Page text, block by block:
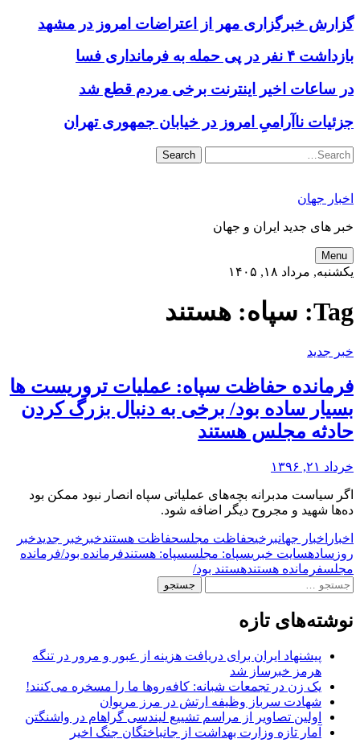
گزارش خبرگزاری مهر از اعتراضات امروز در مشهد
بازداشت ۴ نفر در پی حمله به فرمانداری فسا
در ساعات اخیر اینترنت برخی مردم قطع شد
جزئیات ناآرامیِ امروز در خیابان جمهوری تهران
Search
اخبار جهان
خبر های جدید ایران و جهان
Menu
یکشنبه, مرداد ۱۸, ۱۴۰۵
Tag: سپاه: هستند
خبر جدید
فرمانده حفاظت سپاه: عملیات تروریست ها
بسیار ساده بود/ برخی به دنبال بزرگ کردن
حادثه مجلس هستند
خرداد ۲۱, ۱۳۹۶
اگر سیاست مدبرانه بچه‌های عملیاتی سپاه انصار نبود ممکن بود
ده‌ها شهید و مجروح دیگر اضافه شود.
اخبار اخبار جهانبرخیحفاظت مجلسحفاظت هستندخبر خبر جدیدخبر
روز سادهسایت خبریسپاه: مجلسسپاه: هستندفرمانده بود/فرمانده
مجلسفرمانده هستندهستند بود/
جستجو
نوشته‌های تازه
پیشنهاد ایران برای دریافت هزینه از عبور و مرور در تنگه
هرمز خبرساز شد
یک زن در تجمعات شبانه: کافه‌روها ما را مسخره می‌کنند!
شهادت سرباز وظیفه ارتش در مرز مریوان
اولین تصاویر از مراسم تشییع لیندسی گراهام در واشنگتن
آمار تازه وزارت بهداشت از جانباختگان جنگ اخیر